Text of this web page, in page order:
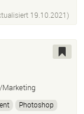
19.10.2021)
Photoshop